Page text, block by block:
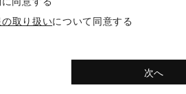
取り扱いについて同意する
次へ